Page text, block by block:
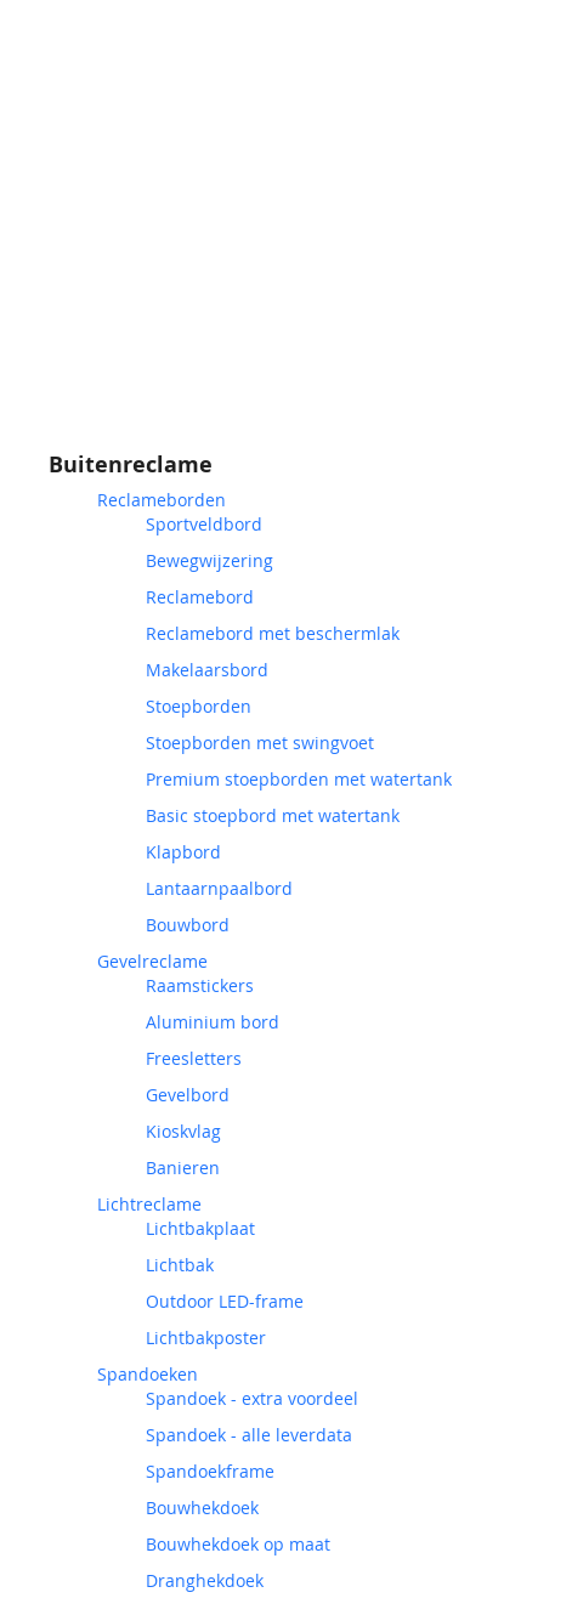
Buitenreclame
Reclameborden
Sportveldbord
Bewegwijzering
Reclamebord
Reclamebord met beschermlak
Makelaarsbord
Stoepborden
Stoepborden met swingvoet
Premium stoepborden met watertank
Basic stoepbord met watertank
Klapbord
Lantaarnpaalbord
Bouwbord
Gevelreclame
Raamstickers
Aluminium bord
Freesletters
Gevelbord
Kioskvlag
Banieren
Lichtreclame
Lichtbakplaat
Lichtbak
Outdoor LED-frame
Lichtbakposter
Spandoeken
Spandoek - extra voordeel
Spandoek - alle leverdata
Spandoekframe
Bouwhekdoek
Bouwhekdoek op maat
Dranghekdoek